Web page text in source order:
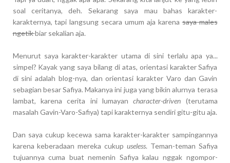
soal ceritanya, deh. Sekarang saya mau bahas karakter-
karakternya, tapi langsung secara umum aja karenasaya males
ngetikbiar sekalian aja.
Menurut saya karakter-karakter utama di sini terlalu apa ya...
simpel? Kayak yang saya bilang di atas, orientasi karakter Safiya
di sini adalah blog-nya, dan orientasi karakter Varo dan Gavin
sebagian besar Safiya. Makanya ini juga yang bikin alurnya terasa
lambat, karena cerita ini lumayancharacter-driven (terutama
masalah Gavin-Varo-Safiya) tapi karakternya sendiri gitu-gitu aja.
Dan saya cukup kecewa sama karakter-karakter sampingannya
karena keberadaan mereka cukup useless. Teman-teman Safiya
tujuannya cuma buat nemenin Safiya kalau nggak ngompor-